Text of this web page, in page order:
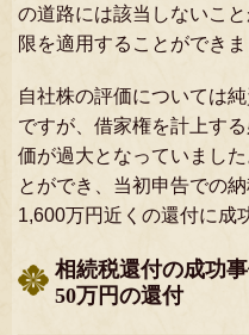
の道路には該当しないこ
限を適用することができま
自社株の評価については
ですが、借家権を計上す
価が過大となっていまし
とができ、当初申告での
1,600万円近くの還付に成
相続税還付の成功
50万円の還付